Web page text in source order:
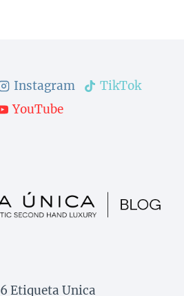
Instagram
TikTok
YouTube
Etiqueta Unica